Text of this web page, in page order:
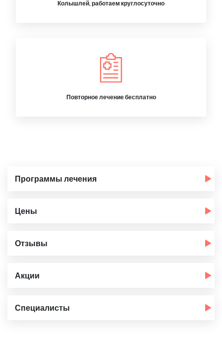
Колышлей, работаем круглосуточно
Повторное лечение бесплатно
Программы лечения
Цены
Отзывы
Акции
Специалисты